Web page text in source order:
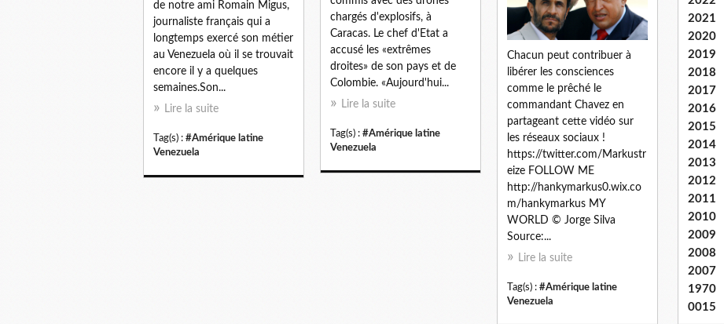
chargés d'explosifs, à
Caracas. Le chef d'Etat a
accusé les «extrêmes
droites» de son pays et de
Colombie. «Aujourd'hui...
Lire la suite
Tag(s) : #Amérique latine
Venezuela
de notre ami Romain Migus,
journaliste français qui a
longtemps exercé son métier
au Venezuela où il se trouvait
encore il y a quelques
semaines.Son...
Lire la suite
Tag(s) : #Amérique latine
Venezuela
Chacun peut contribuer à
libérer les consciences
comme le prêché le
commandant Chavez en
partageant cette vidéo sur
les réseaux sociaux !
https://twitter.com/Markustr
eize FOLLOW ME
http://hankymarkus0.wix.co
m/hankymarkus MY
WORLD © Jorge Silva
Source:...
Lire la suite
Tag(s) : #Amérique latine
Venezuela
2021
2020
2019
2018
2017
2016
2015
2014
2013
2012
2011
2010
2009
2008
2007
1970
0015